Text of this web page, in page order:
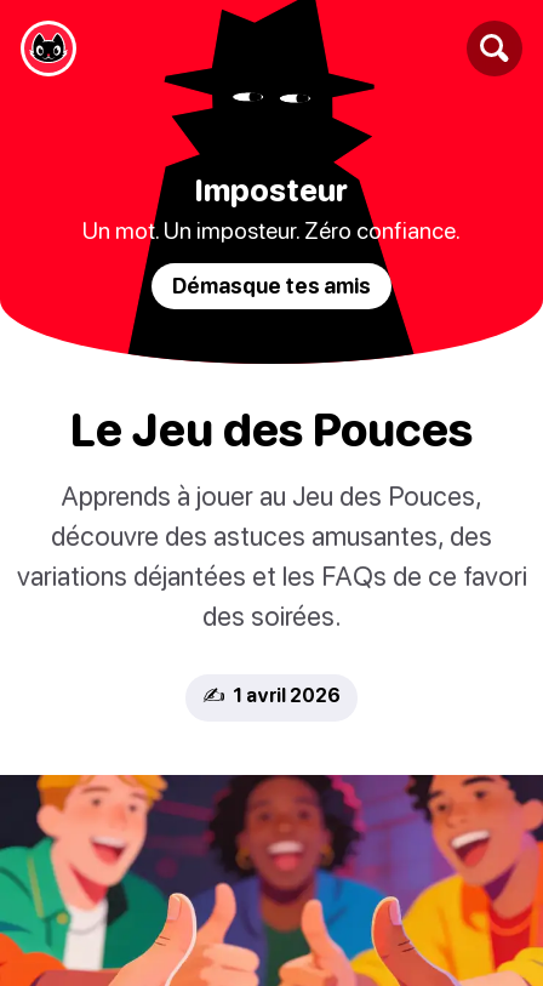
Imposteur
Un mot. Un imposteur. Zéro confiance.
Démasque tes amis
Le Jeu des Pouces
Apprends à jouer au Jeu des Pouces,
découvre des astuces amusantes, des
variations déjantées et les FAQs de ce favori
des soirées.
✍️ 1 avril 2026